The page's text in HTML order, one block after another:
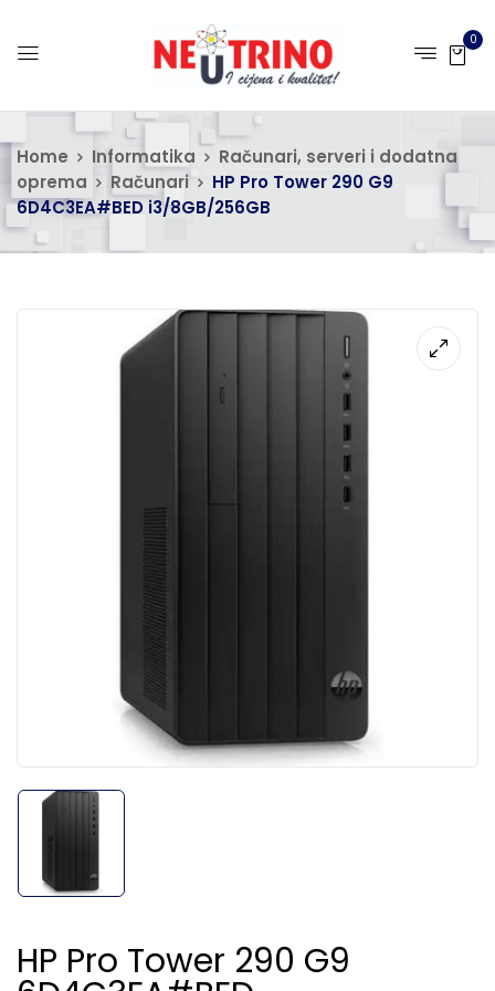
0
Home Informatika
Računari, serveri i dodatna
oprema
Računari
HP Pro Tower 290 G9
6D4C3EA#BED i3/8GB/256GB
HP Pro Tower 290 G9